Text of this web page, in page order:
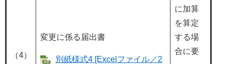
（4）
変更に係る届出書
別紙様式4 [Excelファイル／2
に加算
を算定
する場
合に要